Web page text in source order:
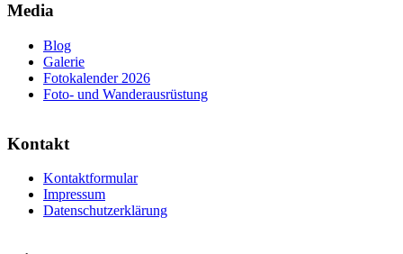
Media
Blog
Galerie
Fotokalender 2026
Foto- und Wanderausrüstung
Kontakt
Kontaktformular
Impressum
Datenschutzerklärung